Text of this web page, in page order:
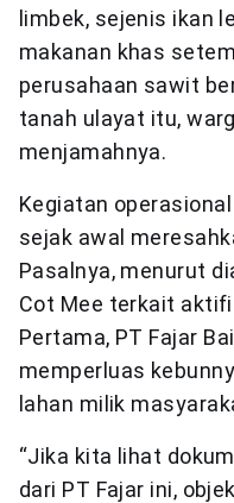
limbek, sejenis ikan
makanan khas
perusahaan sawit
tanah ulayat itu,
menjamahnya.
Kegiatan
sejak awal
Pasalnya, menurut
Cot Mee terkait
Pertama, PT Fajar
memperluas
lahan milik
“Jika kita lihat
dari PT Fajar ini,